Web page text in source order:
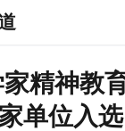
家精神教
单位入选